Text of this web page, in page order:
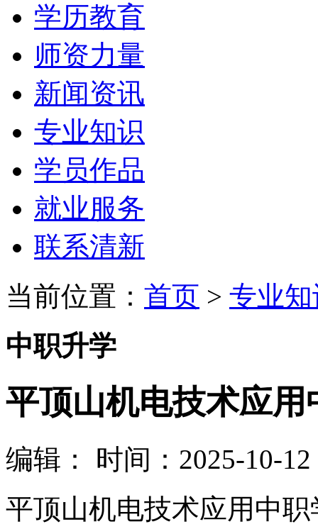
学历教育
师资力量
新闻资讯
专业知识
学员作品
就业服务
联系清新
当前位置： 首页 > 专业
中职升学
平顶山机电技术应
编辑：
时间：2025-10-12
平顶山机电技术应用中